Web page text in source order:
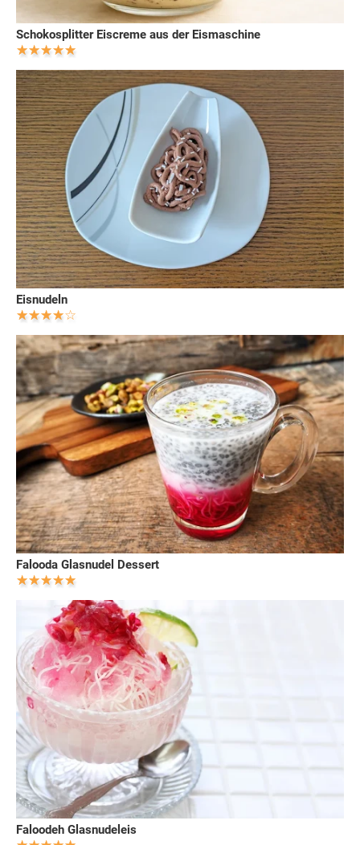
Schokosplitter Eiscreme aus der Eismaschine
Eisnudeln
Falooda Glasnudel Dessert
Faloodeh Glasnudeleis